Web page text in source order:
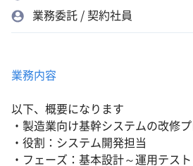
業務委託 / 契約社員
業務内容
以下、概要になります
・製造業向け基幹システムの改修
・役割：システム開発担当
・フェーズ：基本設計～運用テスト